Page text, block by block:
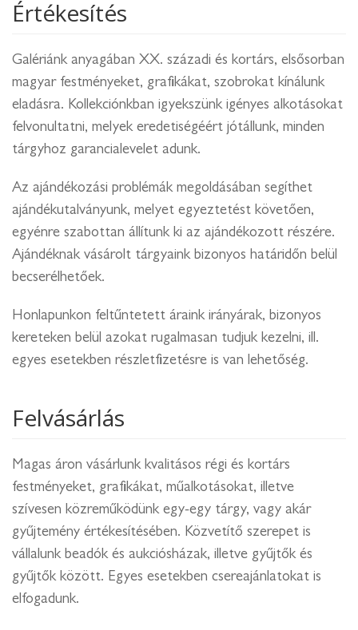
Értékesítés
Galériánk anyagában XX. századi és kortárs, elsősorban
magyar festményeket, grafikákat, szobrokat kínálunk
eladásra. Kollekciónkban igyekszünk igényes alkotásokat
felvonultatni, melyek eredetiségéért jótállunk, minden
tárgyhoz garancialevelet adunk.
Az ajándékozási problémák megoldásában segíthet
ajándékutalványunk, melyet egyeztetést követően,
egyénre szabottan állítunk ki az ajándékozott részére.
Ajándéknak vásárolt tárgyaink bizonyos határidőn belül
becserélhetőek.
Honlapunkon feltűntetett áraink irányárak, bizonyos
kereteken belül azokat rugalmasan tudjuk kezelni, ill.
egyes esetekben részletfizetésre is van lehetőség.
Felvásárlás
Magas áron vásárlunk kvalitásos régi és kortárs
festményeket, grafikákat, műalkotásokat, illetve
szívesen közreműködünk egy-egy tárgy, vagy akár
gyűjtemény értékesítésében. Közvetítő szerepet is
vállalunk beadók és aukciósházak, illetve gyűjtők és
gyűjtők között. Egyes esetekben csereajánlatokat is
elfogadunk.